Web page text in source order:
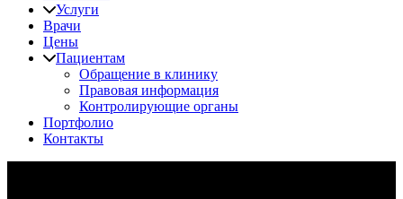
Услуги
Врачи
Цены
Пациентам
Обращение в клинику
Правовая информация
Контролирующие органы
Портфолио
Контакты